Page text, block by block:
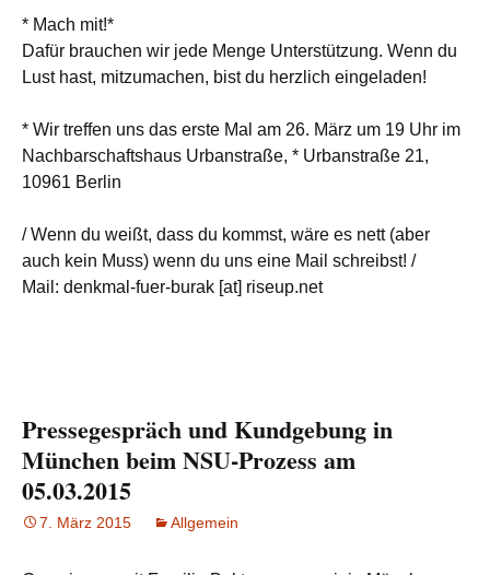
* Mach mit!*
Dafür brauchen wir jede Menge Unterstützung. Wenn du
Lust hast, mitzumachen, bist du herzlich eingeladen!
* Wir treffen uns das erste Mal am 26. März um 19 Uhr im
Nachbarschaftshaus Urbanstraße, * Urbanstraße 21,
10961 Berlin
/ Wenn du weißt, dass du kommst, wäre es nett (aber
auch kein Muss) wenn du uns eine Mail schreibst! /
Mail: denkmal-fuer-burak [at] riseup.net
Pressegespräch und Kundgebung in
München beim NSU-Prozess am
05.03.2015
7. März 2015 Allgemein